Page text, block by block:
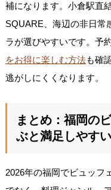
補になります。小倉駅直
SQUARE、海辺の非日常
ラが選びやすいです。予
をお得に楽しむ方法も確
逃がしにくくなります。
まとめ：福岡の
ぶと満足しやすい
2026年の福岡でビュッフ